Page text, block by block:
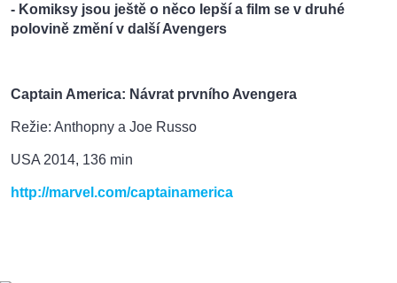
- Komiksy jsou ještě o něco lepší a film se v druhé
polovině změní v další Avengers
Captain America: Návrat prvního Avengera
Režie: Anthopny a Joe Russo
USA 2014, 136 min
http://marvel.com/captainamerica